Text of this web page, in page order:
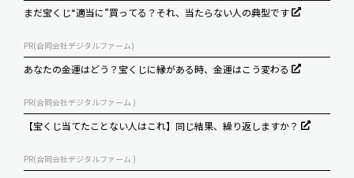
まだ宝くじ“適当に”買ってる？それ、当たらない人の典型です
PR(合同会社デジタルファーム)
あなたの金運はどう？宝くじに縁がある時、金運はこう変わる
PR(合同会社デジタルファーム )
【宝くじ当てたことない人はこれ】同じ結果、繰り返しますか？
PR(合同会社デジタルファーム )